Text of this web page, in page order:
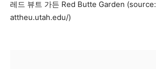
레드 뷰트 가든 Red Butte Garden (source:
attheu.utah.edu/)